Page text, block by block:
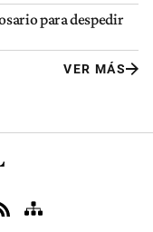
para despedir
VER MÁS